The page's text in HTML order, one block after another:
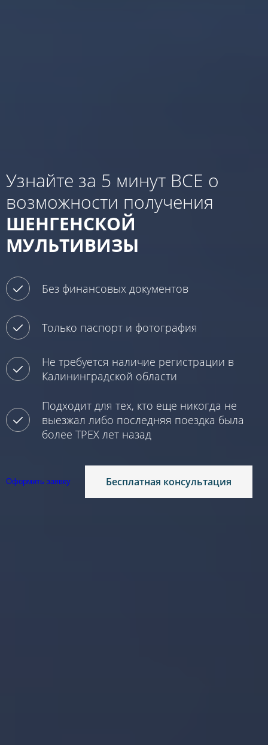
Узнайте за 5 минут ВСЕ о
возможности получения
ШЕНГЕНСКОЙ
МУЛЬТИВИЗЫ
Без финансовых документов
Только паспорт и фотография
Не требуется наличие регистрации в
Калининградской области
Подходит для тех, кто еще никогда не
выезжал либо последняя поездка была
более ТРЕХ лет назад
Оформить заявку Бесплатная консультация